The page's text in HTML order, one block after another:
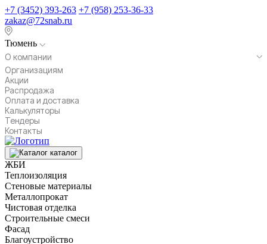
+7 (3452) 393-263 +7 (958) 253-36-33
zakaz@72snab.ru
Тюмень
О компании
Организациям
Акции
Распродажа
Оплата и доставка
Калькуляторы
Тендеры
Контакты
каталог
ЖБИ
Теплоизоляция
Стеновые материалы
Металлопрокат
Чистовая отделка
Строительные смеси
Фасад
Благоустройство